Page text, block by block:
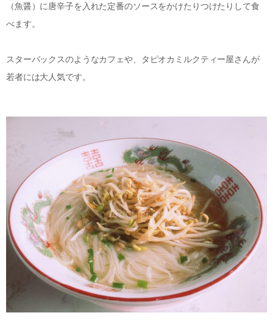
（魚醤）に唐辛子を入れた定番のソースをかけたりつけたりして食
べます。
スターバックスのようなカフェや、タピオカミルクティー屋さんが
若者には大人気です。